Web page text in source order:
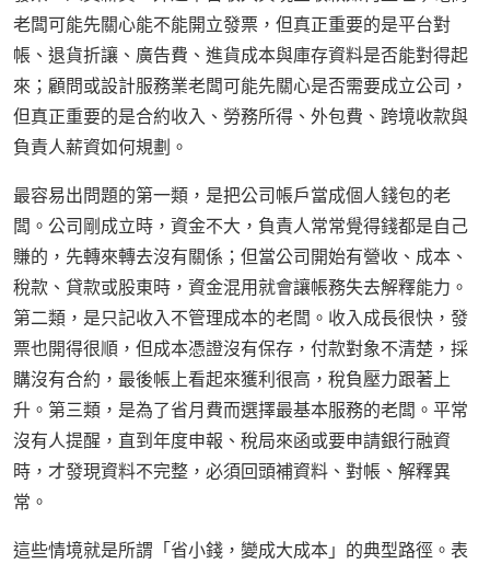
老闆可能先關心能不能開立發票，但真正重要的是平台對
帳、退貨折讓、廣告費、進貨成本與庫存資料是否能對得起
來；顧問或設計服務業老闆可能先關心是否需要成立公司，
但真正重要的是合約收入、勞務所得、外包費、跨境收款與
負責人薪資如何規劃。
最容易出問題的第一類，是把公司帳戶當成個人錢包的老
闆。公司剛成立時，資金不大，負責人常常覺得錢都是自己
賺的，先轉來轉去沒有關係；但當公司開始有營收、成本、
稅款、貸款或股東時，資金混用就會讓帳務失去解釋能力。
第二類，是只記收入不管理成本的老闆。收入成長很快，發
票也開得很順，但成本憑證沒有保存，付款對象不清楚，採
購沒有合約，最後帳上看起來獲利很高，稅負壓力跟著上
升。第三類，是為了省月費而選擇最基本服務的老闆。平常
沒有人提醒，直到年度申報、稅局來函或要申請銀行融資
時，才發現資料不完整，必須回頭補資料、對帳、解釋異
常。
這些情境就是所謂「省小錢，變成大成本」的典型路徑。表